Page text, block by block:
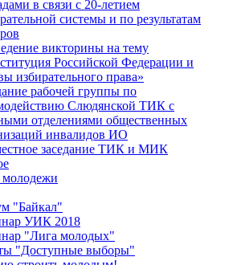
в связи с 20-летием
системы и по результатам
викторины на тему
Российской Федерации и
избирательного права»
рабочей группы по
Слюдянской ТИК с
отделениями общественных
инвалидов ИО
заседание ТИК и МИК
молодежи
"Байкал"
УИК 2018
"Лига молодых"
"Доступные выборы"